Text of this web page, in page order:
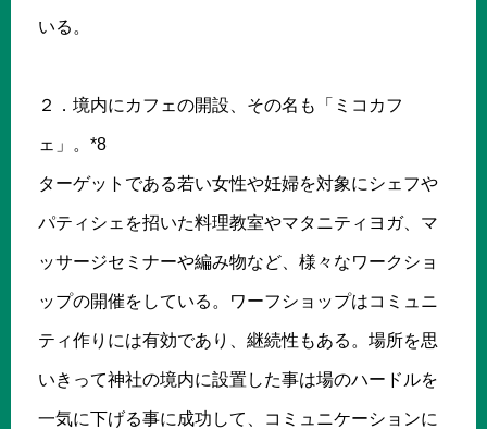
いる。
２．境内にカフェの開設、その名も「ミコカフ
ェ」。*8
ターゲットである若い女性や妊婦を対象にシェフや
パティシェを招いた料理教室やマタニティヨガ、マ
ッサージセミナーや編み物など、様々なワークショ
ップの開催をしている。ワーフショップはコミュニ
ティ作りには有効であり、継続性もある。場所を思
いきって神社の境内に設置した事は場のハードルを
一気に下げる事に成功して、コミュニケーションに